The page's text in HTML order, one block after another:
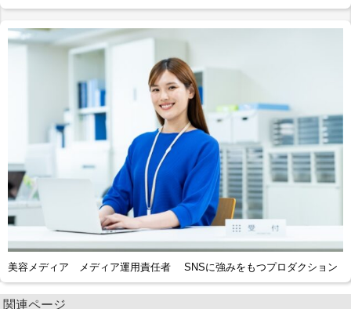
美容メディア メディア運用責任者 SNSに強みをもつプロダクション
関連ページ